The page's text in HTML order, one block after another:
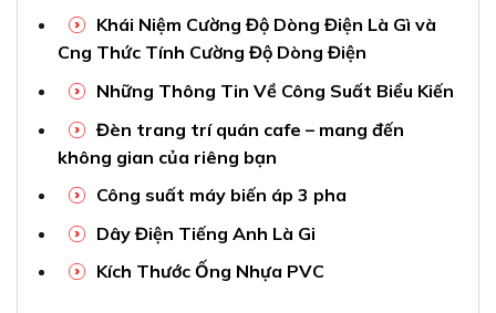
Khái Niệm Cường Độ Dòng Điện Là Gì và
Cng Thức Tính Cường Độ Dòng Điện
Những Thông Tin Về Công Suất Biểu Kiến
Đèn trang trí quán cafe – mang đến
không gian của riêng bạn
Công suất máy biến áp 3 pha
Dây Điện Tiếng Anh Là Gi
Kích Thước Ống Nhựa PVC